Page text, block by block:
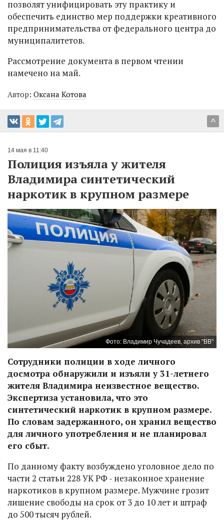
позволят унифицировать эту практику и
обеспечить единство мер поддержки креативного
предпринимательства от федерального центра до
муниципалитетов.
Рассмотрение документа в первом чтении
намечено на май.
Автор: Оксана Котова
^
14 мая в 11:40
Полиция изъяла у жителя
Владимира синтетический
наркотик в крупном размере
Фото: Владимир Чучадеев, архив "ВВ"
Сотрудники полиции в ходе личного
досмотра обнаружили и изъяли у 31-летнего
жителя Владимира неизвестное вещество.
Экспертиза установила, что это
синтетический наркотик в крупном размере.
По словам задержанного, он хранил вещество
для личного употребления и не планировал
его сбыт.
По данному факту возбуждено уголовное дело по
части 2 статьи 228 УК РФ - незаконное хранение
наркотиков в крупном размере. Мужчине грозит
лишение свободы на срок от 3 до 10 лет и штраф
до 500 тысяч рублей.